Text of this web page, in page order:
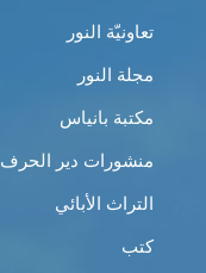
تعاونيّة النور
مجلة النور
مكتبة بانياس
منشورات دير الحرف
التراث الأبائي
كتب